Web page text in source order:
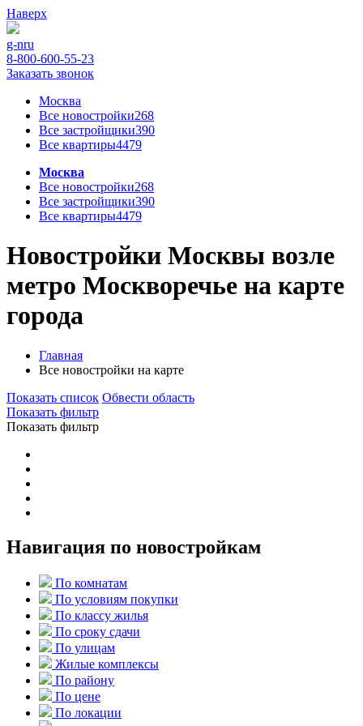
Наверх
g-nru
8-800-600-55-23
Заказать звонок
Москва
Все новостройки268
Все застройщики390
Все квартиры4479
Москва
Все новостройки268
Все застройщики390
Все квартиры4479
Новостройки Москвы возле
метро Москворечье на карте
города
Главная
Все новостройки на карте
Показать список Обвести область
Показать фильтр
Показать фильтр
Навигация по новостройкам
По комнатам
По условиям покупки
По классу жилья
По сроку сдачи
По улицам
Жилые комплексы
По району
По цене
По локации